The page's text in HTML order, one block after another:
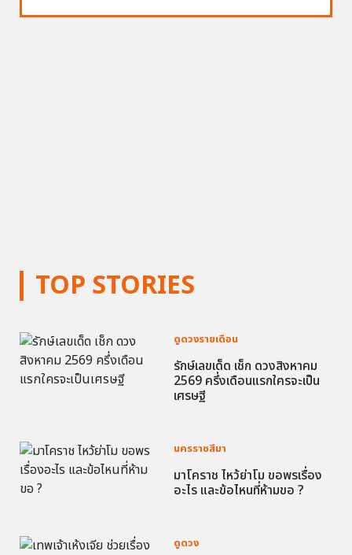
TOP STORIES
ดูดวงรายเดือน
รักษ์เลขเด็ด เช็ก ดวงสิงหาคม
2569 ครึ่งเดือนแรกใครจะเป็น
เศรษฐี
นครราชสีมา
มาโคราช ไหว้ย่าโม ขอพรเรื่อง
อะไร และข้อไหนที่ห้ามขอ ?
ดูดวง